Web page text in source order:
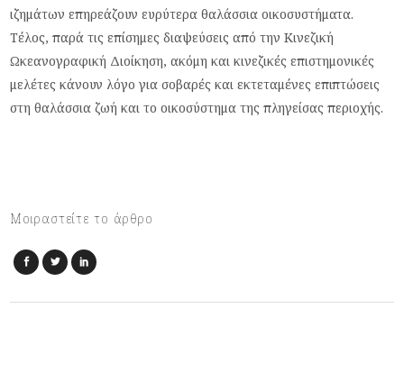
ιζημάτων επηρεάζουν ευρύτερα θαλάσσια οικοσυστήματα.
Τέλος, παρά τις επίσημες διαψεύσεις από την Κινεζική
Ωκεανογραφική Διοίκηση, ακόμη και κινεζικές επιστημονικές
μελέτες κάνουν λόγο για σοβαρές και εκτεταμένες επιπτώσεις
στη θαλάσσια ζωή και το οικοσύστημα της πληγείσας περιοχής.
Μοιραστείτε το άρθρο